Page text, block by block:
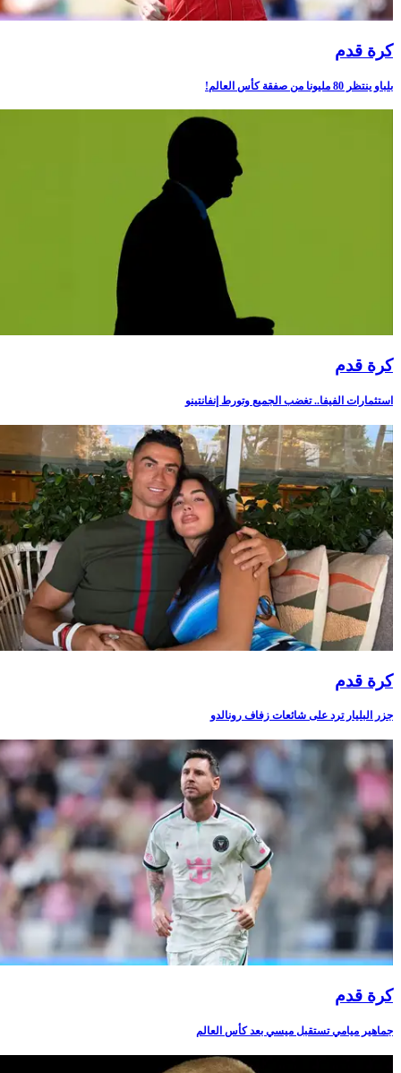
كرة قدم
بلباو ينتظر 80 مليونا من صفقة كأس العالم!
كرة قدم
استثمارات الفيفا.. تغضب الجميع وتورط إنفانتينو
كرة قدم
جزر البليار ترد على شائعات زفاف رونالدو
كرة قدم
جماهير ميامي تستقبل ميسي بعد كأس العالم